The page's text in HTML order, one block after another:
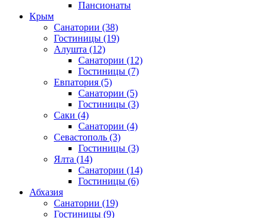
Пансионаты
Крым
Санатории (38)
Гостиницы (19)
Алушта (12)
Санатории (12)
Гостиницы (7)
Евпатория (5)
Санатории (5)
Гостиницы (3)
Саки (4)
Санатории (4)
Севастополь (3)
Гостиницы (3)
Ялта (14)
Санатории (14)
Гостиницы (6)
Абхазия
Санатории (19)
Гостиницы (9)